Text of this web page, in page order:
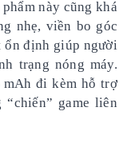
này cũng khá
nhẹ, viền bo góc
ổn định giúp người
trạng nóng máy.
mAh đi kèm hỗ trợ
“chiến” game liên